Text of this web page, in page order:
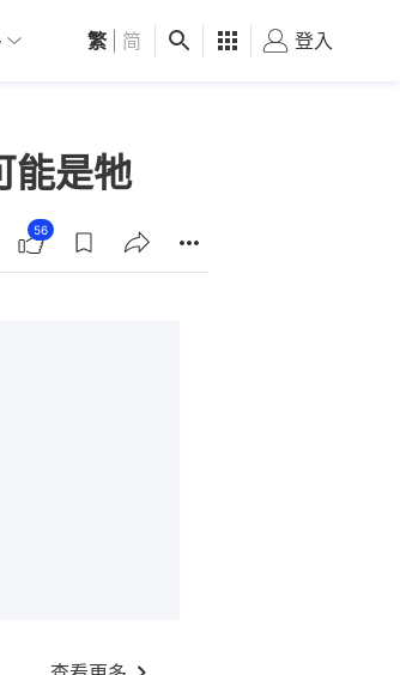
深圳 觀點 健康 好食玩飛
繁 简 登入
能是牠
56